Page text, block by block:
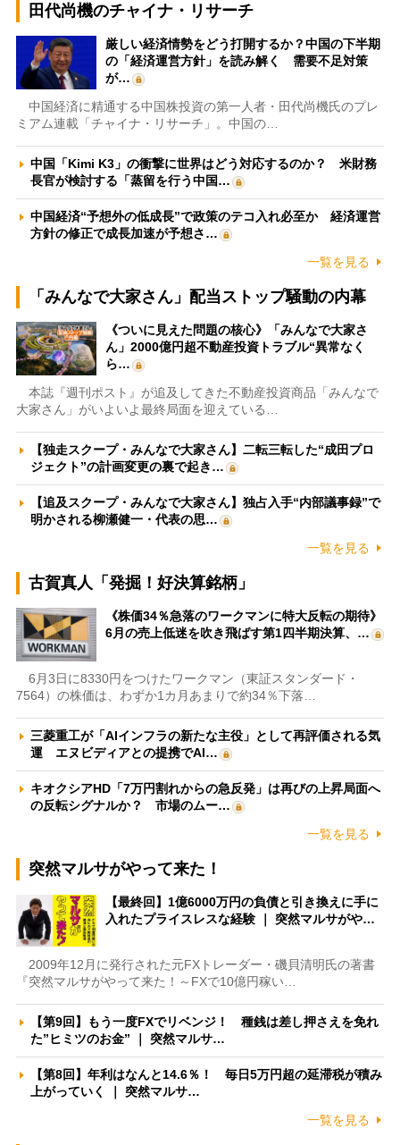
田代尚機のチャイナ・リサーチ
厳しい経済情勢をどう打開するか？中国の下半期
の「経済運営方針」を読み解く 需要不足対策
が…
中国経済に精通する中国株投資の第一人者・田代尚機氏のプレ
ミアム連載「チャイナ・リサーチ」。中国の…
中国「Kimi K3」の衝撃に世界はどう対応するのか？ 米財務
長官が検討する「蒸留を行う中国…
中国経済“予想外の低成長”で政策のテコ入れ必至か 経済運営
方針の修正で成長加速が予想さ…
一覧を見る
「みんなで大家さん」配当ストップ騒動の内幕
《ついに見えた問題の核心》「みんなで大家さ
ん」2000億円超不動産投資トラブル“異常なく
ら…
本誌『週刊ポスト』が追及してきた不動産投資商品「みんなで
大家さん」がいよいよ最終局面を迎えている…
【独走スクープ・みんなで大家さん】二転三転した“成田プロ
ジェクト”の計画変更の裏で起き…
【追及スクープ・みんなで大家さん】独占入手“内部議事録”で
明かされる柳瀬健一・代表の思…
一覧を見る
古賀真人「発掘！好決算銘柄」
《株価34％急落のワークマンに特大反転の期待》
6月の売上低迷を吹き飛ばす第1四半期決算、…
6月3日に8330円をつけたワークマン（東証スタンダード・
7564）の株価は、わずか1カ月あまりで約34％下落…
三菱重工が「AIインフラの新たな主役」として再評価される気
運 エヌビディアとの提携でAI…
キオクシアHD「7万円割れからの急反発」は再びの上昇局面へ
の反転シグナルか？ 市場のムー…
一覧を見る
突然マルサがやって来た！
【最終回】1億6000万円の負債と引き換えに手に
入れたプライスレスな経験 ｜ 突然マルサがや…
2009年12月に発行された元FXトレーダー・磯貝清明氏の著書
『突然マルサがやって来た！～FXで10億円稼い…
【第9回】もう一度FXでリベンジ！ 種銭は差し押さえを免れ
た”ヒミツのお金” ｜ 突然マルサ…
【第8回】年利はなんと14.6％！ 毎日5万円超の延滞税が積み
上がっていく ｜ 突然マルサ…
一覧を見る